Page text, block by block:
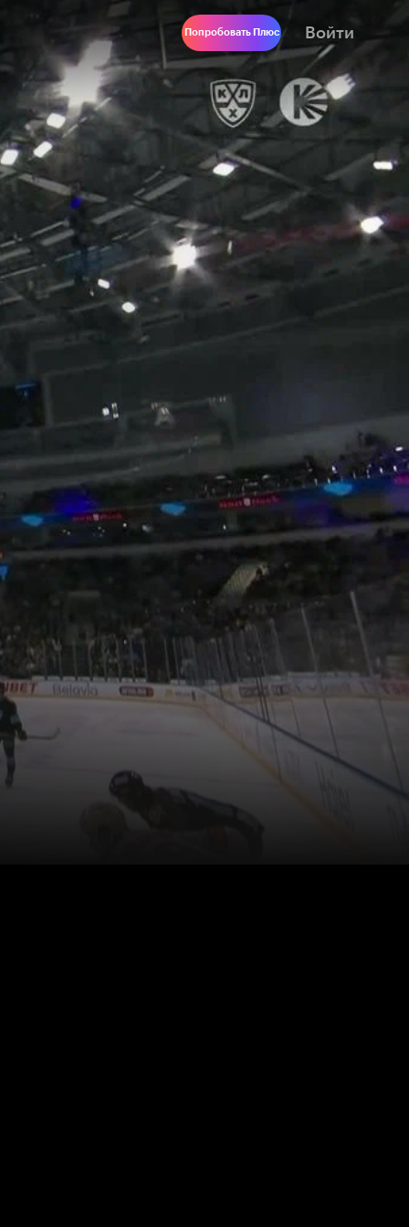
Попробовать Плюс Войти